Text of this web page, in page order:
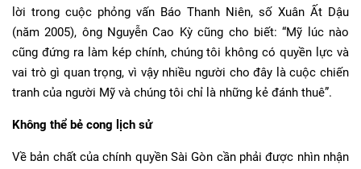
lời trong cuộc phỏng vấn Báo Thanh Niên, số Xuân Ất Dậu
(năm 2005), ông Nguyễn Cao Kỳ cũng cho biết: “Mỹ lúc nào
cũng đứng ra làm kép chính, chúng tôi không có quyền lực và
vai trò gì quan trọng, vì vậy nhiều người cho đây là cuộc chiến
tranh của người Mỹ và chúng tôi chỉ là những kẻ đánh thuê”.
Không thể bẻ cong lịch sử
Về bản chất của chính quyền Sài Gòn cần phải được nhìn nhận